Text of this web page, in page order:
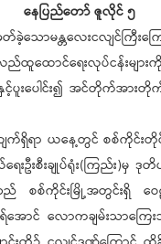
နေပြည်တော် ဇူလိုင် ၅
သောမန္တလေးငလျင်ကြီးက
လည်ထူထောင်ရေးလုပ်ငန်းမျ
င့်ပူးပေါင်း၍ အင်တိုက်အာ
ရှိရာ ယနေ့တွင် စစ်ကိုင်းတိုင်း
ေးဦးစီးချုပ်ရုံး(ကြည်း)မှ
စစ်ကိုင်းမြို့အတွင်းရှိ ဝေဠုဝ
အောင် လောကချမ်းသာကြေ